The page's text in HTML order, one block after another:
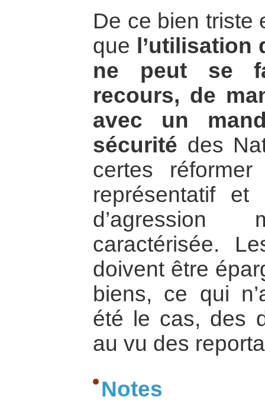
De ce bien triste
que
l’utilisation
ne peut se
recours, de
avec un
sécurité des
certes
représentatif
d’agression
caractérisée.
doivent être
biens, ce qui
été le cas, des
au vu des
Notes